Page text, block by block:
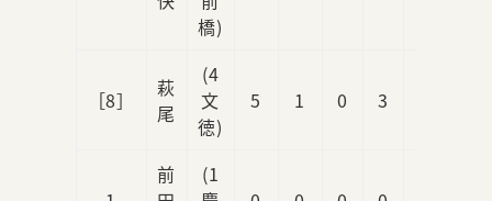
橋)
［8］
萩
尾
(4
文
徳)
5 1 0 3
前
(1